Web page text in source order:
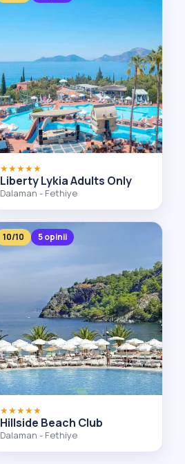
★★★★★
Liberty Lykia Adults Only
Dalaman - Fethiye
10/10 5 opinii
★★★★★
Hillside Beach Club
Dalaman - Fethiye